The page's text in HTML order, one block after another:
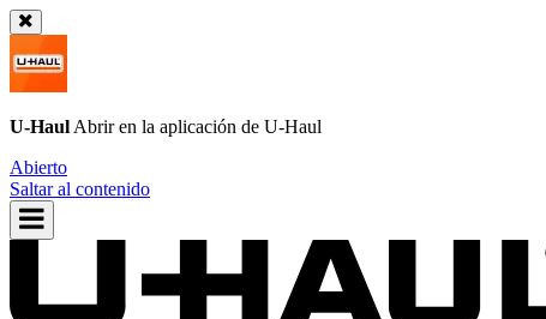
U-Haul Abrir en la aplicación de U-Haul
Abierto
Saltar al contenido